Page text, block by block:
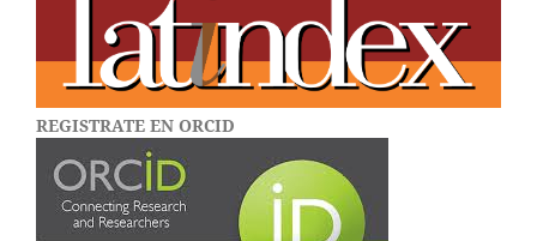
REGISTRATE EN ORCID